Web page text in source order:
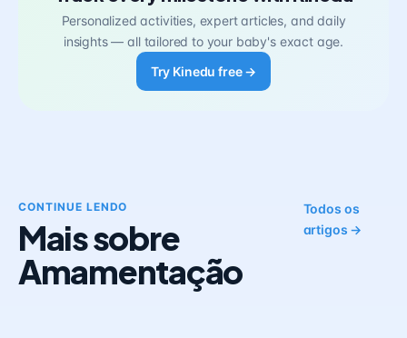
Personalized activities, expert articles, and daily
insights — all tailored to your baby's exact age.
Try Kinedu free →
CONTINUE LENDO
Mais sobre
Amamentação
Todos os
artigos →